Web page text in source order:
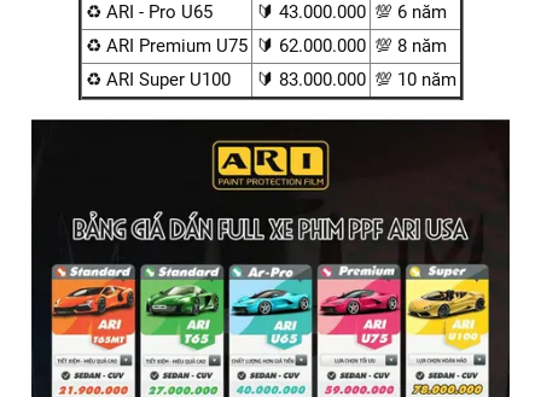
♻️ ARI - Pro U65
🔰 43.000.000 💯 6 năm
♻️ ARI Premium U75 🔰 62.000.000 💯 8 năm
♻️ ARI Super U100
🔰 83.000.000 💯 10 năm